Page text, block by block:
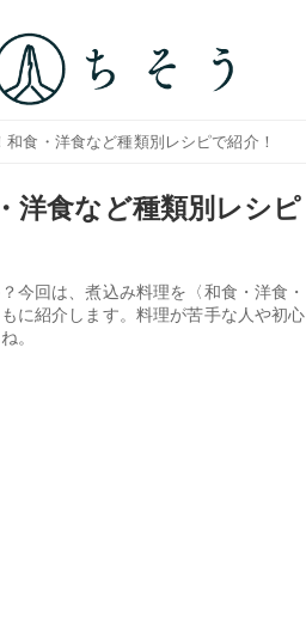
食・洋食など種類別レシピで紹介！
洋食など種類別レシピ
今回は、煮込み料理を〈和食・洋食・
に紹介します。料理が苦手な人や初心
。